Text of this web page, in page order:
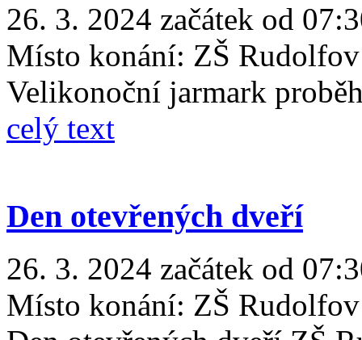
26. 3. 2024 začátek od
Místo konání: ZŠ Rudolfov
Velikonoční jarmark
celý text
Den otevřených dveří
26. 3. 2024 začátek od
Místo konání: ZŠ Rudolfov